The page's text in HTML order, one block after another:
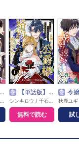
巻 【単話版】転生先は殺されるはずのモブ令嬢でした～見知らぬ公爵様との婚約は想定外です～@COMIC
無料で読む
巻 令嬢だって自分で幸
試